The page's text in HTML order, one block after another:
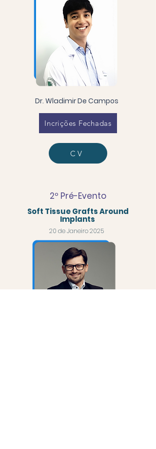
Dr. Wladimir De Campos
Incrições Fechadas
CV
2º Pré-Evento
Soft Tissue Grafts Around
Implants
20 de Janeiro 2025